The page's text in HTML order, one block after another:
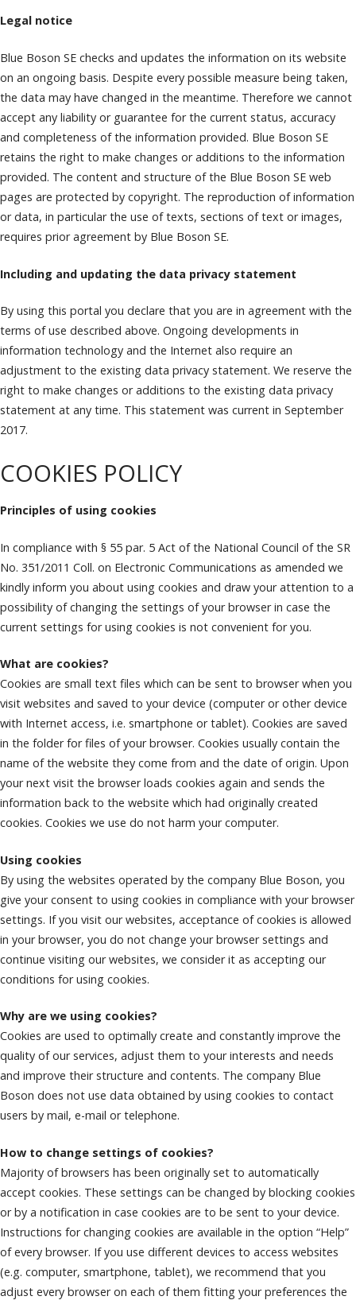
Legal notice
Blue Boson SE checks and updates the information on its website
on an ongoing basis. Despite every possible measure being taken,
the data may have changed in the meantime. Therefore we cannot
accept any liability or guarantee for the current status, accuracy
and completeness of the information provided. Blue Boson SE
retains the right to make changes or additions to the information
provided. The content and structure of the Blue Boson SE web
pages are protected by copyright. The reproduction of information
or data, in particular the use of texts, sections of text or images,
requires prior agreement by Blue Boson SE.
Including and updating the data privacy statement
By using this portal you declare that you are in agreement with the
terms of use described above. Ongoing developments in
information technology and the Internet also require an
adjustment to the existing data privacy statement. We reserve the
right to make changes or additions to the existing data privacy
statement at any time. This statement was current in September
2017.
COOKIES POLICY
Principles of using cookies
In compliance with § 55 par. 5 Act of the National Council of the SR
No. 351/2011 Coll. on Electronic Communications as amended we
kindly inform you about using cookies and draw your attention to a
possibility of changing the settings of your browser in case the
current settings for using cookies is not convenient for you.
What are cookies?
Cookies are small text files which can be sent to browser when you
visit websites and saved to your device (computer or other device
with Internet access, i.e. smartphone or tablet). Cookies are saved
in the folder for files of your browser. Cookies usually contain the
name of the website they come from and the date of origin. Upon
your next visit the browser loads cookies again and sends the
information back to the website which had originally created
cookies. Cookies we use do not harm your computer.
Using cookies
By using the websites operated by the company Blue Boson, you
give your consent to using cookies in compliance with your browser
settings. If you visit our websites, acceptance of cookies is allowed
in your browser, you do not change your browser settings and
continue visiting our websites, we consider it as accepting our
conditions for using cookies.
Why are we using cookies?
Cookies are used to optimally create and constantly improve the
quality of our services, adjust them to your interests and needs
and improve their structure and contents. The company Blue
Boson does not use data obtained by using cookies to contact
users by mail, e-mail or telephone.
How to change settings of cookies?
Majority of browsers has been originally set to automatically
accept cookies. These settings can be changed by blocking cookies
or by a notification in case cookies are to be sent to your device.
Instructions for changing cookies are available in the option “Help”
of every browser. If you use different devices to access websites
(e.g. computer, smartphone, tablet), we recommend that you
adjust every browser on each of them fitting your preferences the